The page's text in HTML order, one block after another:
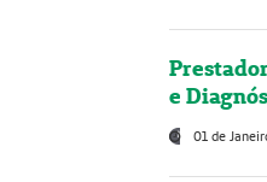
e
01 de